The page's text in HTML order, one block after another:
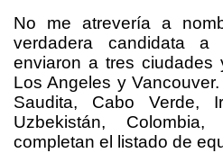
No me atrevería a
verdadera candidata
enviaron a tres ciudades
Los Angeles y
Saudita, Cabo Verde,
Uzbekistán,
completan el listado de